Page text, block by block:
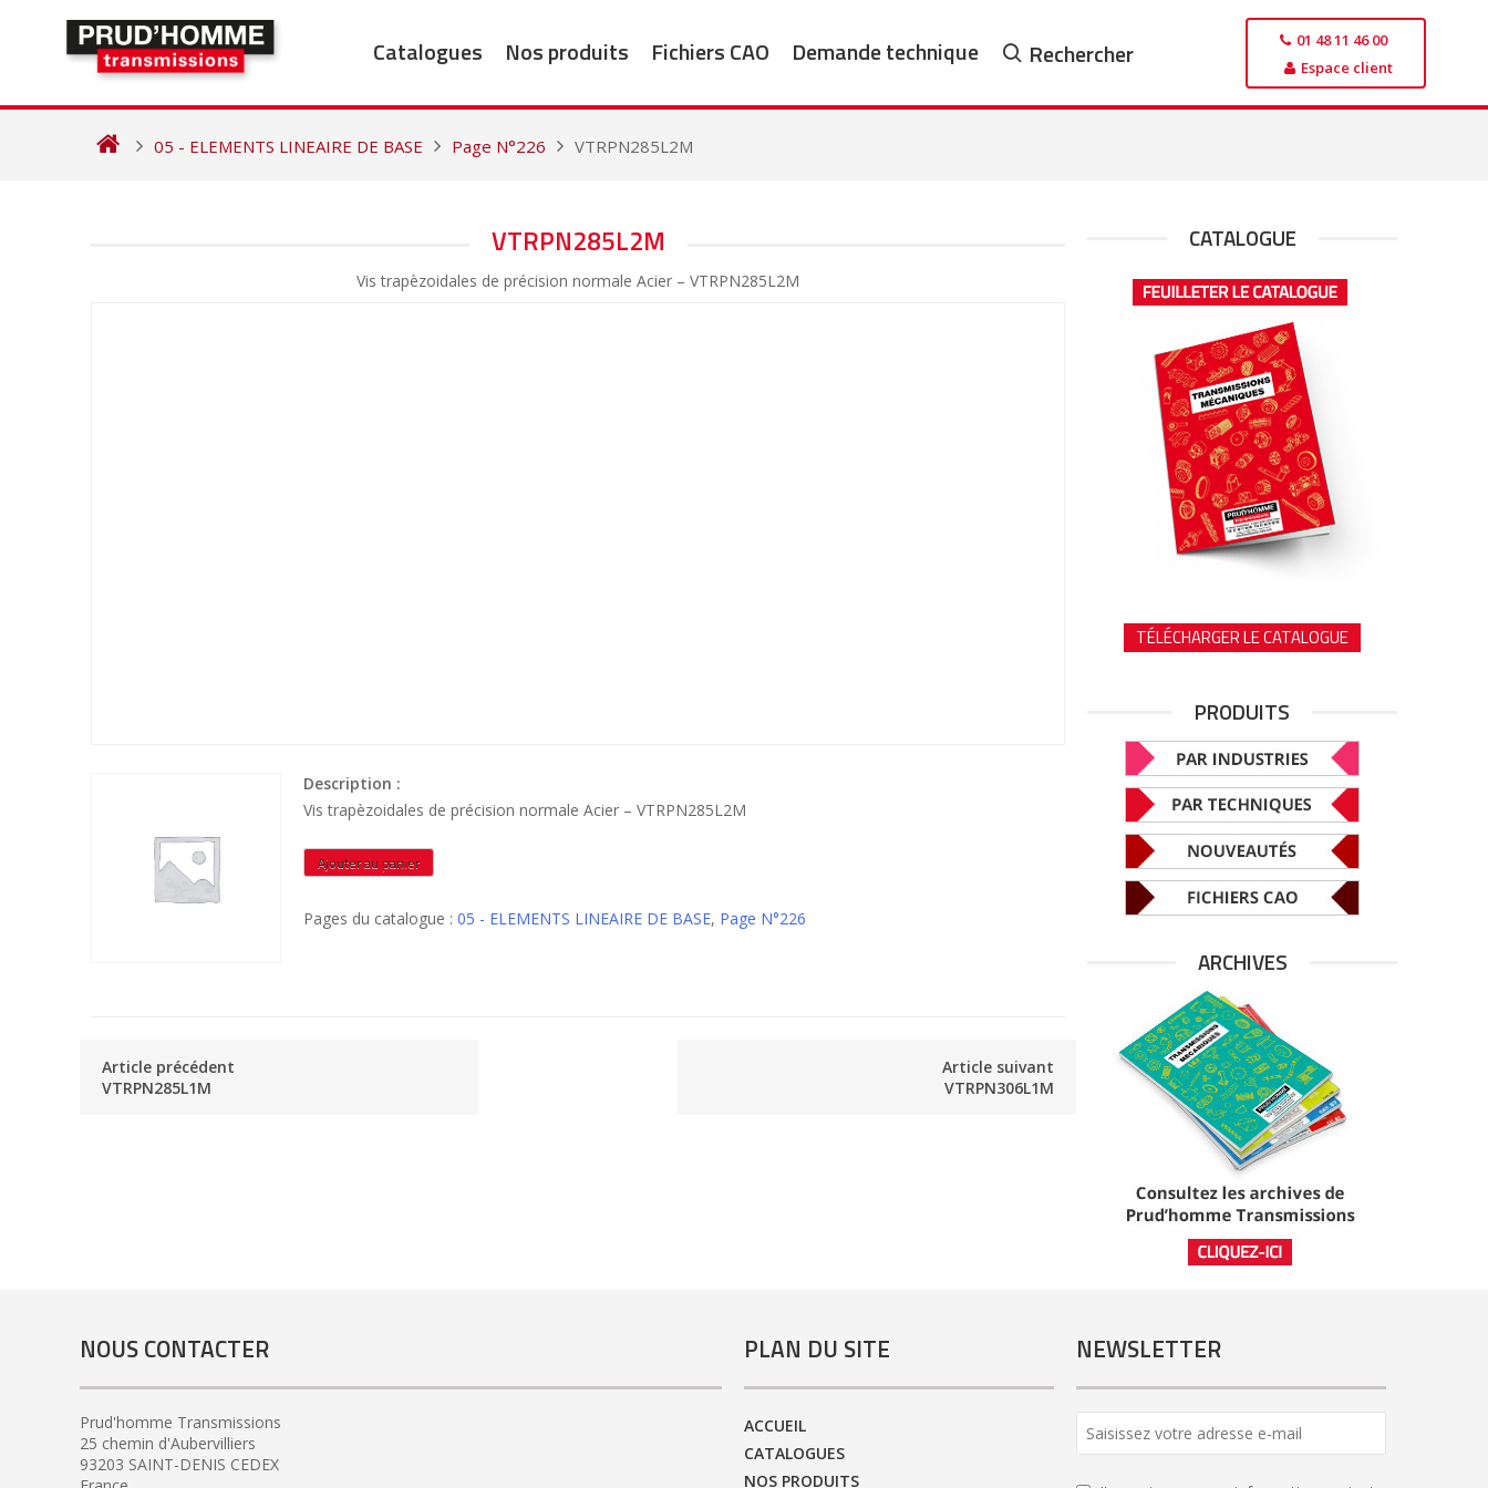
Catalogues Nos produits Fichiers CAO Demande technique Rechercher
01 48 11 46 00
Espace client
05 - ELEMENTS LINEAIRE DE BASE Page N°226 VTRPN285L2M
VTRPN285L2M
Vis trapèzoidales de précision normale Acier – VTRPN285L2M
Description :
Vis trapèzoidales de précision normale Acier – VTRPN285L2M
quantité
de
Ajouter au panier
Pages du catalogue : 05 - ELEMENTS LINEAIRE DE BASE, Page N°226
Article précédent
VTRPN285L1M
Article suivant
VTRPN306L1M
CATALOGUE
TÉLÉCHARGER LE CATALOGUE
PRODUITS
ARCHIVES
NOUS CONTACTER
Prud'homme Transmissions
25 chemin d'Aubervilliers
93203 SAINT-DENIS CEDEX
PLAN DU SITE
ACCUEIL
CATALOGUES
NOS PRODUITS
NEWSLETTER